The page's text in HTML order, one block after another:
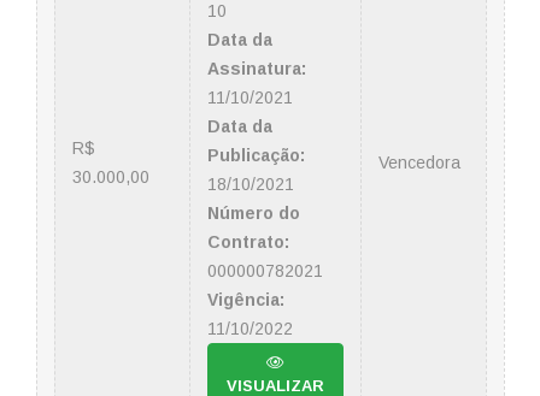
R$
30.000,00
10
Data da
Assinatura:
11/10/2021
Data da
Publicação:
18/10/2021
Número do
Contrato:
000000782021
Vigência:
11/10/2022
VISUALIZAR
Vencedora